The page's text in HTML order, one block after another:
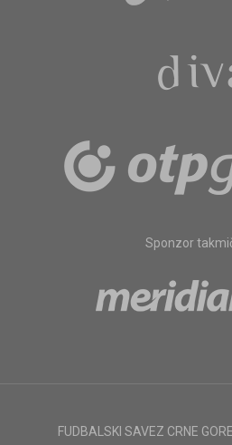
Sponzor
FUDBALSKI SAVEZ CRNE GORE